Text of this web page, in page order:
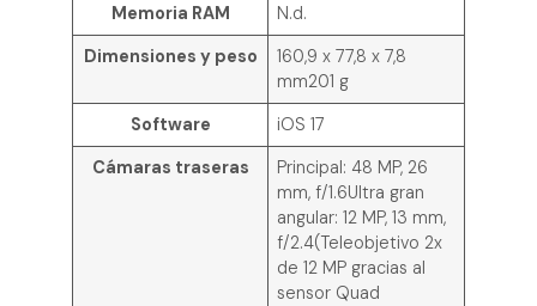
Memoria RAM
N.d.
Dimensiones y peso
160,9 x 77,8 x 7,8
mm201 g
Software
iOS 17
Cámaras traseras
Principal: 48 MP, 26
mm, f/1.6Ultra gran
angular: 12 MP, 13 mm,
f/2.4(Teleobjetivo 2x
de 12 MP gracias al
sensor Quad